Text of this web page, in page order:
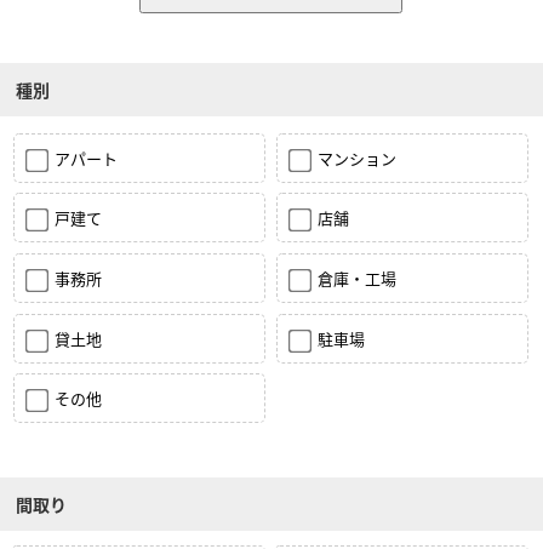
種別
アパート マンション
戸建て 店舗
事務所 倉庫・工場
貸土地 駐車場
その他
間取り